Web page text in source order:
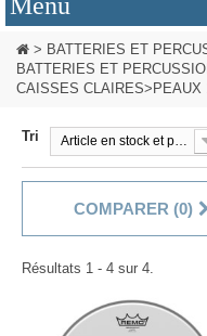
> BATTERIES ET
BATTERIES ET
CAISSES CLAIRES> PEAUX
Tri
COMPARER (0)
Résultats 1 - 4 sur 4.